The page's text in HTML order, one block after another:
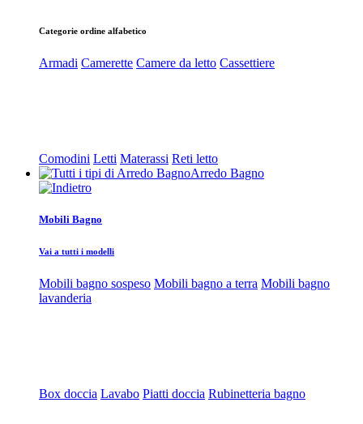
Categorie ordine alfabetico
Armadi Camerette Camere da letto Cassettiere
Comodini Letti Materassi Reti letto
Arredo Bagno
Mobili Bagno
Vai a tutti i modelli
Mobili bagno sospeso Mobili bagno a terra Mobili bagno
lavanderia
Box doccia Lavabo Piatti doccia Rubinetteria bagno